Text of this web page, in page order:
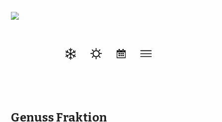
Genuss Fraktion